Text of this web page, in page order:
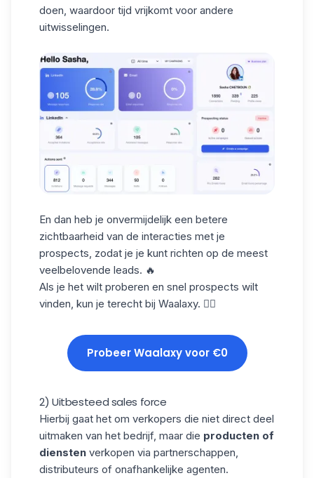
doen, waardoor tijd vrijkomt voor andere
uitwisselingen.
En dan heb je onvermijdelijk een betere
zichtbaarheid van de interacties met je
prospects, zodat je je kunt richten op de meest
veelbelovende leads. 🔥
Als je het wilt proberen en snel prospects wilt
vinden, kun je terecht bij Waalaxy. 👇🏼
Probeer Waalaxy voor €0
2) Uitbesteed sales force
Hierbij gaat het om verkopers die niet direct deel
uitmaken van het bedrijf, maar die producten of
diensten verkopen via partnerschappen,
distributeurs of onafhankelijke agenten.